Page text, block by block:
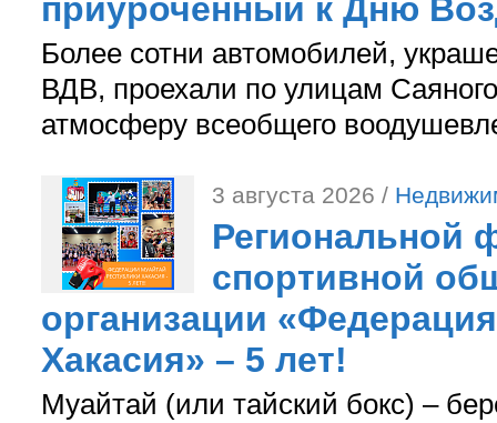
приуроченный к Дню
Более сотни автомобилей,
ВДВ, проехали по улицам
атмосферу всеобщего
3 августа 2026 /
Региональной
спортивной
организации
Хакасия» – 5 лет!
Муайтай (или тайский бокс) –